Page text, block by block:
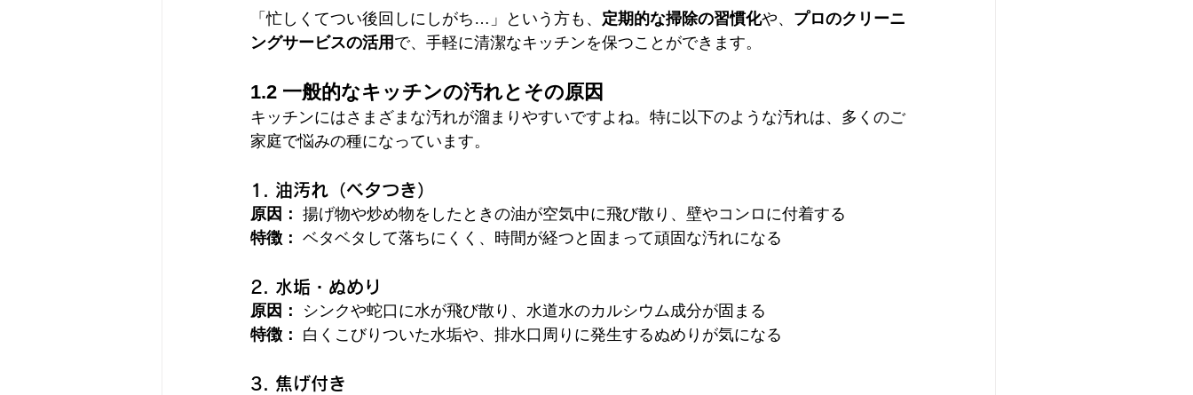
「忙しくてつい後回しにしがち…」という方も、 定期的な掃除の習慣化や、 プロのクリーニ
ングサービスの活用 で、手軽に清潔なキッチンを保つことができます。
1.2 一般的なキッチンの汚れとその原因
キッチンにはさまざまな汚れが溜まりやすいですよね。特に以下のような汚れは、多くのご
家庭で悩みの種になっています。
1. 油汚れ（ベタつき）
原因： 揚げ物や炒め物をしたときの油が空気中に飛び散り、壁やコンロに付着する
特徴： ベタベタして落ちにくく、時間が経つと固まって頑固な汚れになる
2. 水垢・ぬめり
原因：
シンクや蛇口に水が飛び散り、水道水のカルシウム成分が固まる
特徴：
白くこびりついた水垢や、排水口周りに発生するぬめりが気になる
3. 焦げ付き